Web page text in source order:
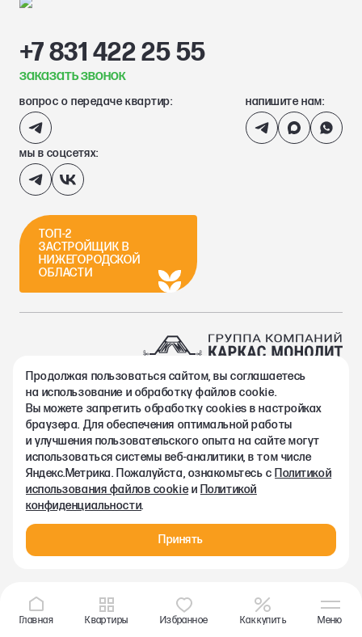
+7 831 422 25 55
заказать звонок
вопрос о передаче квартир: напишите нам:
мы в соцсетях:
ТОП-2
ЗАСТРОЙЩИК В
НИЖЕГОРОДСКОЙ
ОБЛАСТИ
2002-2026. Группа компаний Каркас Монолит
Политика конфиденциальности
Правовая информация
Согласие на обработку персональных данных
Согласие на получение рекламно-информационных материалов
Любая информация, представленная на данном сайте, носит
исключительно информационный характер и ни при каких
условиях не является публичной офертой, определяемой
Главная Квартиры Избранное Как купить Меню
Продолжая пользоваться сайтом, вы соглашаетесь
на использование и обработку файлов cookie.
Вы можете запретить обработку сookies в настройках
браузера. Для обеспечения оптимальной работы
и улучшения пользовательского опыта на сайте могут
использоваться системы веб-аналитики, в том числе
Яндекс.Метрика. Пожалуйста, ознакомьтесь с Политикой
использования файлов cookieи Политикой
конфиденциальности.
Принять